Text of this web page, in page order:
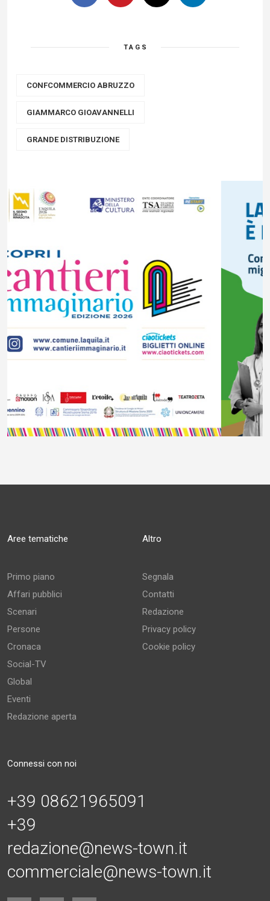
TAGS
CONFCOMMERCIO ABRUZZO
GIAMMARCO GIOAVANNELLI
GRANDE DISTRIBUZIONE
Aree tematiche
Primo piano
Affari pubblici
Scenari
Persone
Cronaca
Social-TV
Global
Eventi
Redazione aperta
Altro
Segnala
Contatti
Redazione
Privacy policy
Cookie policy
Connessi con noi
+39 08621965091
+39
redazione@news-town.it
commerciale@news-town.it